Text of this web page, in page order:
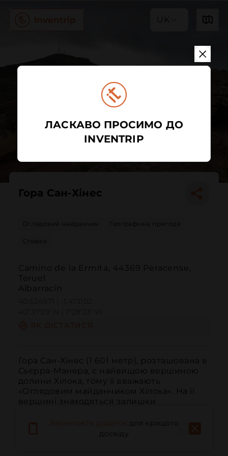
UK
Гора Сан-Хінес
Оглядовий майданчик Географічна пригода
Стежка
Camino de la Ermita, 44369 Peracense,
Teruel
Albarracín
Гора Сан-Хінес (1 601 метр), розташована в
Сьєрра-Манера, є найвищою вершиною
долини Хілока, тому її вважають
«Оглядовим майданчиком Хілока». На її
вершині знаходяться залишки
присвячена Сан-Хінесу. З цієї точки ми
можемо спостерігати великі простори
для кращого
досвіду
ЛАСКАВО ПРОСИМО ДО
INVENTRIP